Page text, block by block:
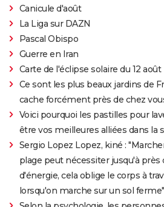
Canicule d'août
La Liga sur DAZN
Pascal Obispo
Guerre en Iran
Carte de l'éclipse solaire du 12 août
Ce sont les plus beaux jardins de
cache forcément près de chez
Voici pourquoi les pastilles pour
être vos meilleures alliées dans la
Sergio Lopez Lopez, kiné :
plage peut nécessiter jusqu'à près
d'énergie, cela oblige le corps à
lorsqu'on marche sur un sol ferme"